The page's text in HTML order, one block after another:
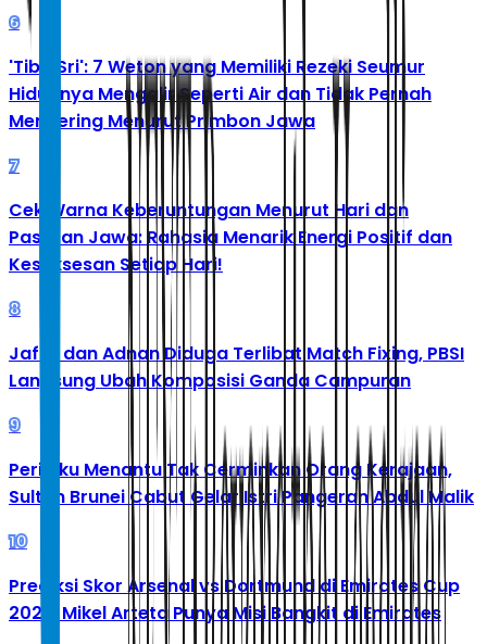
6
'Tibo Sri': 7 Weton yang Memiliki Rezeki Seumur
Hidupnya Mengalir Seperti Air dan Tidak Pernah
Mengering Menurut Primbon Jawa
7
Cek Warna Keberuntungan Menurut Hari dan
Pasaran Jawa: Rahasia Menarik Energi Positif dan
Kesuksesan Setiap Hari!
8
Jafar dan Adnan Diduga Terlibat Match Fixing, PBSI
Langsung Ubah Komposisi Ganda Campuran
9
Perilaku Menantu Tak Cerminkan Orang Kerajaan,
Sultan Brunei Cabut Gelar Istri Pangeran Abdul Malik
10
Prediksi Skor Arsenal vs Dortmund di Emirates Cup
2026: Mikel Arteta Punya Misi Bangkit di Emirates